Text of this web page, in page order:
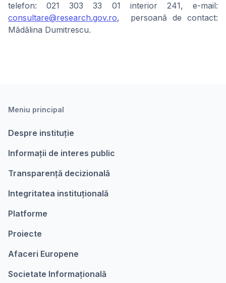
telefon: 021 303 33 01 interior 241, e-mail:
consultare@research.gov.ro, persoană de contact:
Mădălina Dumitrescu.
Meniu principal
Despre instituție
Informații de interes public
Transparență decizională
Integritatea instituțională
Platforme
Proiecte
Afaceri Europene
Societate Informațională